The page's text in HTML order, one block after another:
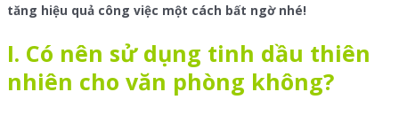
tăng hiệu quả công việc một cách bất ngờ nhé!
I. Có nên sử dụng tinh dầu thiên
nhiên cho văn phòng không?